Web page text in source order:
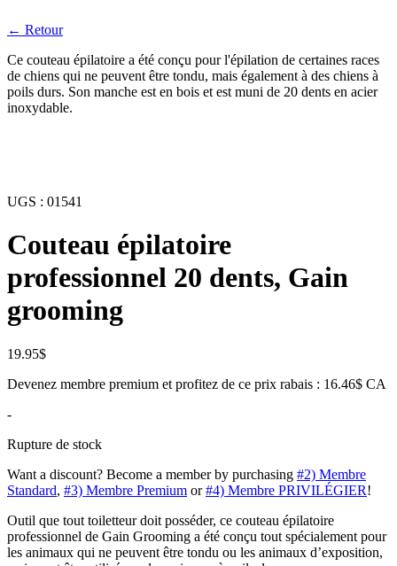
← Retour
Ce couteau épilatoire a été conçu pour l'épilation de certaines races
de chiens qui ne peuvent être tondu, mais également à des chiens à
poils durs. Son manche est en bois et est muni de 20 dents en acier
inoxydable.
UGS : 01541
Couteau épilatoire
professionnel 20 dents, Gain
grooming
19.95$
Devenez membre premium et profitez de ce prix rabais : 16.46$ CA
-
Rupture de stock
Want a discount? Become a member by purchasing #2) Membre
Standard, #3) Membre Premium or#4) Membre PRIVILÉGIER!
Outil que tout toiletteur doit posséder, ce couteau épilatoire
professionnel de Gain Grooming a été conçu tout spécialement pour
les animaux qui ne peuvent être tondu ou les animaux d’exposition,